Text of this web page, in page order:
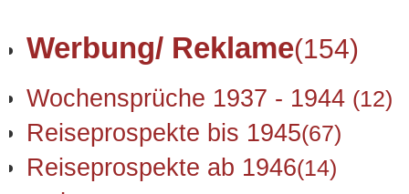
Werbung/ Reklame(154)
Wochensprüche 1937 - 1944 (12)
Reiseprospekte bis 1945(67)
Reiseprospekte ab 1946(14)